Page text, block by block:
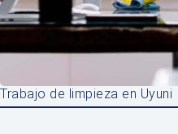
Trabajo de limpieza en Uyuni